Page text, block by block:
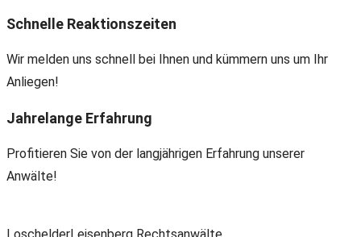
Schnelle Reaktionszeiten
Wir melden uns schnell bei Ihnen und kümmern uns um Ihr
Anliegen!
Jahrelange Erfahrung
Profitieren Sie von der langjährigen Erfahrung unserer
Anwälte!